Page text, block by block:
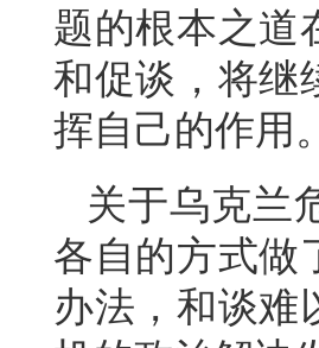
题的根本之道
和促谈，将继
挥自己的作用。
关于乌克兰
各自的方式做
办法，和谈难